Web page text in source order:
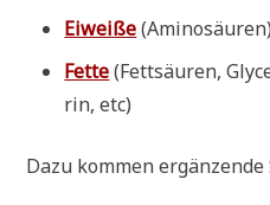
Eiwei­ße
Fet­te(Fett­säu­ren,
rin, etc)
Dazu kom­men ergän­zen­de